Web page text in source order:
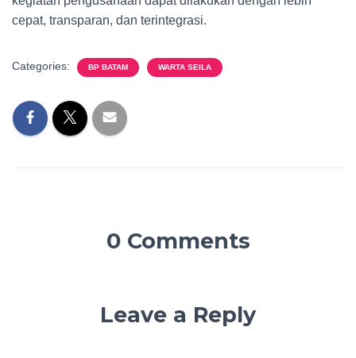
cepat, transparan, dan terintegrasi.
Categories: BP BATAM WARTA SEILA
0 Comments
Leave a Reply